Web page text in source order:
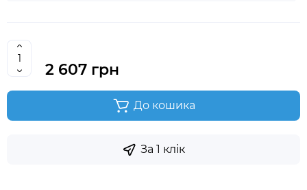
2 607 грн
До кошика
За 1 клік